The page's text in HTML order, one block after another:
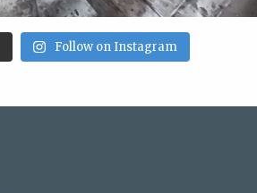
Follow on Instagram